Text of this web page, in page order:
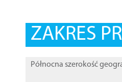
ZAKRES
Północna szerokość